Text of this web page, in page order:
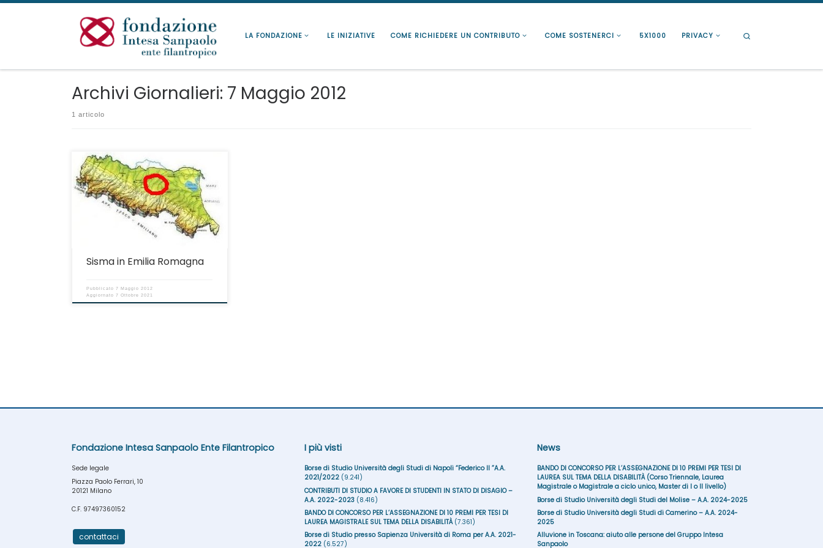
Passa al contenuto
LA FONDAZIONE LE INIZIATIVE COME RICHIEDERE UN CONTRIBUTO COME SOSTENERCI 5X1000 PRIVACY
Archivi Giornalieri: 7 Maggio 2012
1 articolo
Il sisma che ha recentemente colpito
numerosi comuni dell’Emilia Romagna ha
comportato per molte famiglie notevoli
disagi nonchè il forzato allontanamento
dalla propria abitazione. La Fondazione
Intesa Sanpaolo ONLUS interviene nei
confronti dei dipendenti del Gruppo Intesa
Sanpaolo vittime delle predette difficoltà,
Sisma in Emilia Romagna
Pubblicato7 Maggio 2012
Aggiornato7 Ottobre 2021
Fondazione Intesa Sanpaolo Ente Filantropico
Sede legale
Piazza Paolo Ferrari, 10
20121 Milano
C.F. 97497360152
contattaci
I più visti
Borse di Studio Università degli Studi di Napoli “Federico II ”A.A.
2021/2022 (9.241)
CONTRIBUTI DI STUDIO A FAVORE DI STUDENTI IN STATO DI DISAGIO –
A.A. 2022-2023 (8.416)
BANDO DI CONCORSO PER L’ASSEGNAZIONE DI 10 PREMI PER TESI DI
LAUREA MAGISTRALE SUL TEMA DELLA DISABILITÀ (7.361)
Borse di Studio presso Sapienza Università di Roma per A.A. 2021-
2022 (6.527)
News
BANDO DI CONCORSO PER L’ASSEGNAZIONE DI 10 PREMI PER TESI DI
LAUREA SUL TEMA DELLA DISABILITÀ (Corso Triennale, Laurea
Magistrale o Magistrale a ciclo unico, Master di I o II livello)
Borse di Studio Università degli Studi del Molise – A.A. 2024-2025
Borse di Studio Università degli Studi di Camerino – A.A. 2024-
2025
Alluvione in Toscana: aiuto alle persone del Gruppo Intesa
Sanpaolo